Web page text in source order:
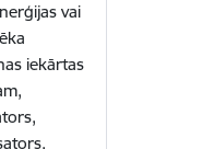
vai
iekārtas